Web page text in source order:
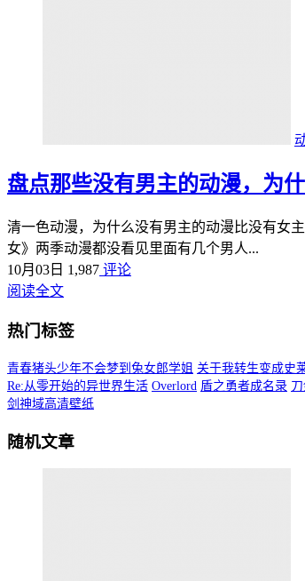
盘点那些没有男主的动漫，为
清一色动漫，为什么没有男主的动漫比没有女
女》两季动漫都没看见里面有几个男人...
10月03日 1,987 评论
阅读全文
热门标签
青春猪头少年不会梦到兔女郎学姐 关于我转生变成史
Re:从零开始的异世界生活 Overlord 盾之勇者成名录
剑神域高清壁纸
随机文章